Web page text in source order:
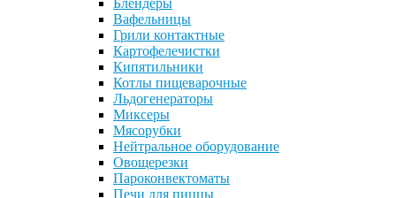
Блендеры
Вафельницы
Грили контактные
Картофелечистки
Кипятильники
Котлы пищеварочные
Льдогенераторы
Миксеры
Мясорубки
Нейтральное оборудование
Овощерезки
Пароконвектоматы
Печи для пиццы